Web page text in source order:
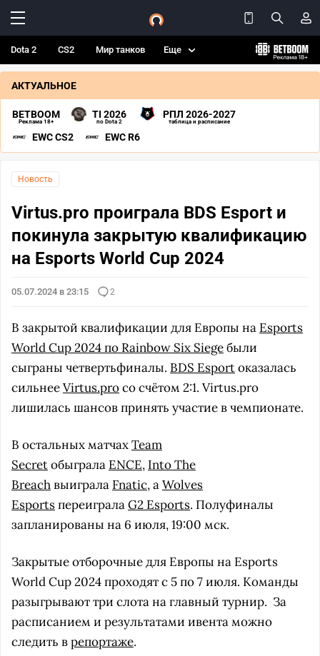
Dota 2 CS2 Мир танков Еще
АКТУАЛЬНОЕ
BETBOOM
Реклама 18+
TI 2026
по Dota 2
РПЛ 2026-2027
таблица и расписание
EWC CS2 EWC R6
Новость
Virtus.pro проиграла BDS Esport и
покинула закрытую квалификацию
на Esports World Cup 2024
05.07.2024 в 23:15 2
В закрытой квалификации для Европы на Esports
World Cup 2024 по Rainbow Six Siegeбыли
сыграны четвертьфиналы. BDS Esportоказалась
сильнееVirtus.proсо счётом 2:1. Virtus.pro
лишилась шансов принять участие в чемпионате.
В остальных матчахTeam
Secretобыграла ENCE, Into The
Breachвыиграла Fnatic, аWolves
EsportsпереигралаG2 Esports. Полуфиналы
запланированы на 6 июля, 19:00 мск.
Закрытые отборочные для Европы на Esports
World Cup 2024 проходят с 5 по 7 июля. Команды
разыгрывают три слота на главный турнир. За
расписанием и результатами ивента можно
следить врепортаже.